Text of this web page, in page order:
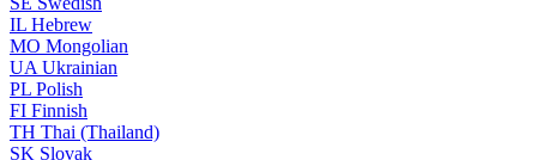
IL Hebrew
MO Mongolian
UA Ukrainian
PL Polish
FI Finnish
TH Thai (Thailand)
SK Slovak